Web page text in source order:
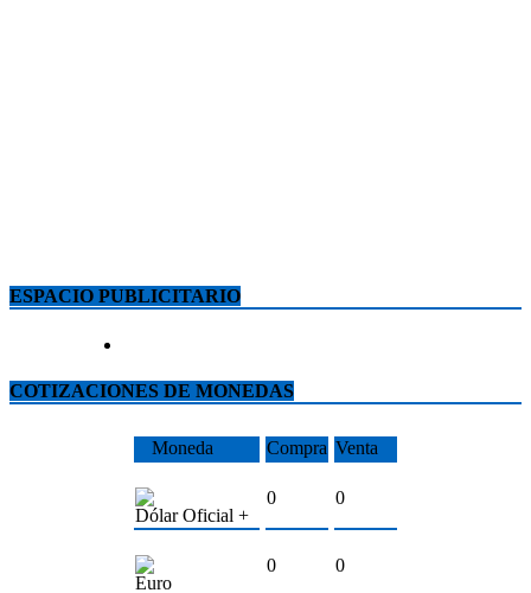
ESPACIO PUBLICITARIO
COTIZACIONES DE MONEDAS
Moneda Compra Venta
Dólar Oficial +
0 0
Euro
0 0